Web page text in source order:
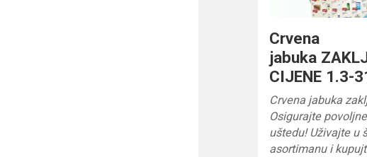
Crvena
jabuka
CIJENE 1.3-
Crvena jabuka
Osigurajte
uštedu! Uživajte u
asortimanu i